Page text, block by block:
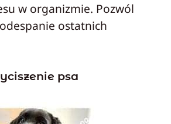
w organizmie. Pozwól
ostatnich
psa